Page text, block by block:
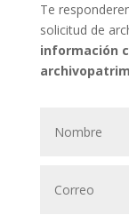
Te
solicitud de
información